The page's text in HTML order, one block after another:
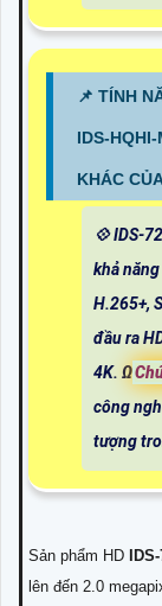
📌 TÍNH
IDS-
KHÁC
💠 IDS-
khả
H.265+,
đầu ra
4K. Ω
công
tượng
Sản phẩm HD
lên đến 2.0